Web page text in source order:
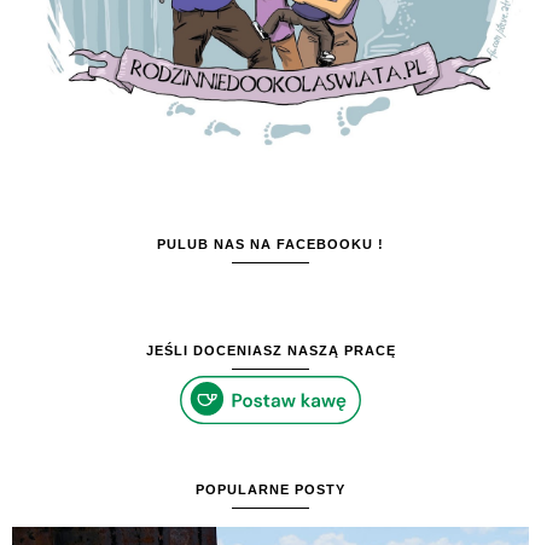
PULUB NAS NA FACEBOOKU !
JEŚLI DOCENIASZ NASZĄ PRACĘ
POPULARNE POSTY